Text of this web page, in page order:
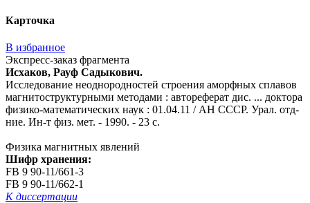
Карточка
В избранное
Экспресс-заказ фрагмента
Исхаков, Рауф Садыкович.
Исследование неоднородностей строения аморфных сплавов
магнитоструктурными методами : автореферат дис. ... доктора
физико-математических наук : 01.04.11 / АН СССР. Урал. отд-
ние. Ин-т физ. мет. - 1990. - 23 с.
Физика магнитных явлений
Шифр хранения:
FB 9 90-11/661-3
FB 9 90-11/662-1
К диссертации